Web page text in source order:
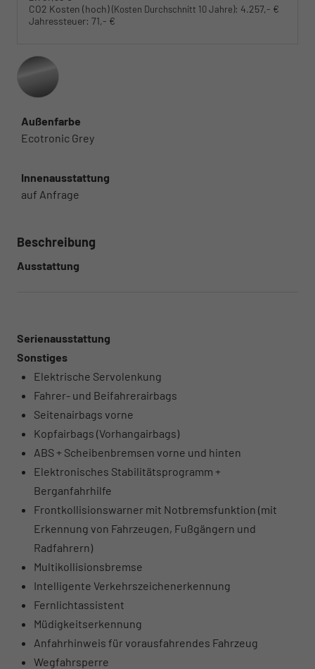
CO2 Kosten (hoch)(Kosten Durchschnitt 10 Jahre): 4.257,- €
Jahressteuer: 71,- €
Außenfarbe
Ecotronic Grey
Innenausstattung
auf Anfrage
Beschreibung
Ausstattung
Serienausstattung
Sonstiges
Elektrische Servolenkung
Fahrer- und Beifahrerairbags
Seitenairbags vorne
Kopfairbags (Vorhangairbags)
ABS + Scheibenbremsen vorne und hinten
Elektronisches Stabilitätsprogramm +
Berganfahrhilfe
Frontkollisionswarner mit Notbremsfunktion (mit
Erkennung von Fahrzeugen, Fußgängern und
Radfahrern)
Multikollisionsbremse
Intelligente Verkehrszeichenerkennung
Fernlichtassistent
Müdigkeitserkennung
Anfahrhinweis für vorausfahrendes Fahrzeug
Wegfahrsperre